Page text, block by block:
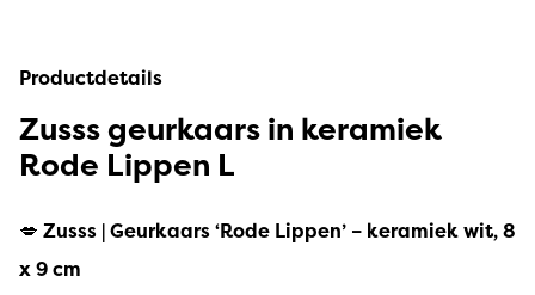
Productdetails
Zusss geurkaars in keramiek
Rode Lippen L
💋 Zusss | Geurkaars ‘Rode Lippen’ – keramiek wit, 8
x 9 cm